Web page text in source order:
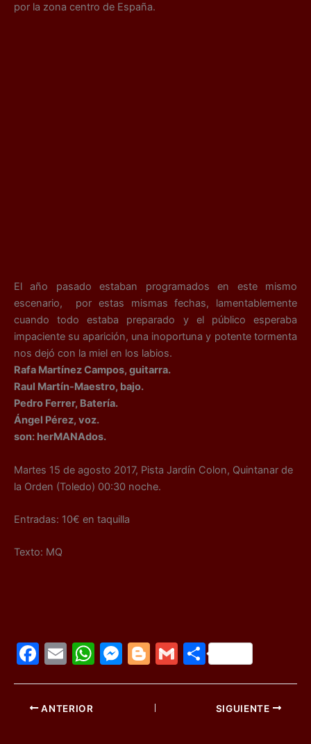
por la zona centro de España.
El año pasado estaban programados en este mismo
escenario, por estas mismas fechas, lamentablemente
cuando todo estaba preparado y el público esperaba
impaciente su aparición, una inoportuna y potente tormenta
nos dejó con la miel en los labios.
Rafa Martínez Campos, guitarra.
Raul Martín-Maestro, bajo.
Pedro Ferrer, Batería.
Ángel Pérez, voz.
son: herMANAdos.
Martes 15 de agosto 2017, Pista Jardín Colon, Quintanar de
la Orden (Toledo) 00:30 noche.
Entradas: 10€ en taquilla
Texto: MQ
F
c
e
E
ai
l
W M Bl
g
g
G C
m
p
ANTERIOR SIGUIENTE